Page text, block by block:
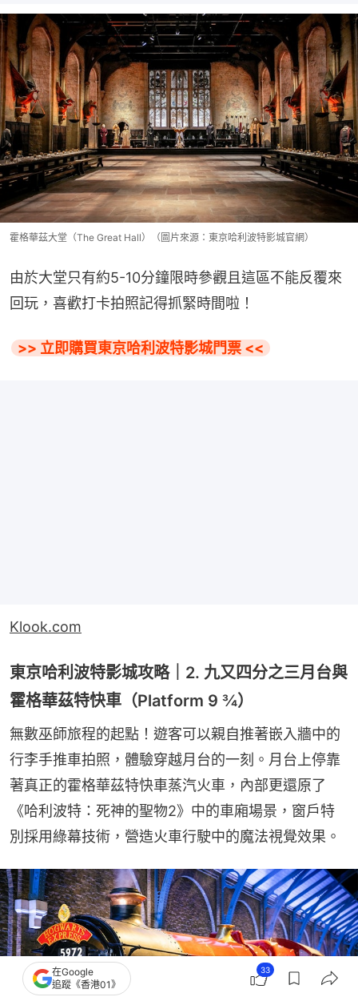
霍格華茲大堂（The Great Hall）（圖片來源：東京哈利波特影城官網）
由於大堂只有約5-10分鐘限時參觀且這區不能反覆來
回玩，喜歡打卡拍照記得抓緊時間啦！
>> 立即購買東京哈利波特影城門票 <<
Klook.com
東京哈利波特影城攻略｜2. 九又四分之三月台與
霍格華茲特快車（Platform 9 ¾）
無數巫師旅程的起點！遊客可以親自推著嵌入牆中的
行李手推車拍照，體驗穿越月台的一刻。月台上停靠
著真正的霍格華茲特快車蒸汽火車，內部更還原了
《哈利波特：死神的聖物2》中的車廂場景，窗戶特
別採用綠幕技術，營造火車行駛中的魔法視覺效果。
在Google
追蹤《香港01》
33